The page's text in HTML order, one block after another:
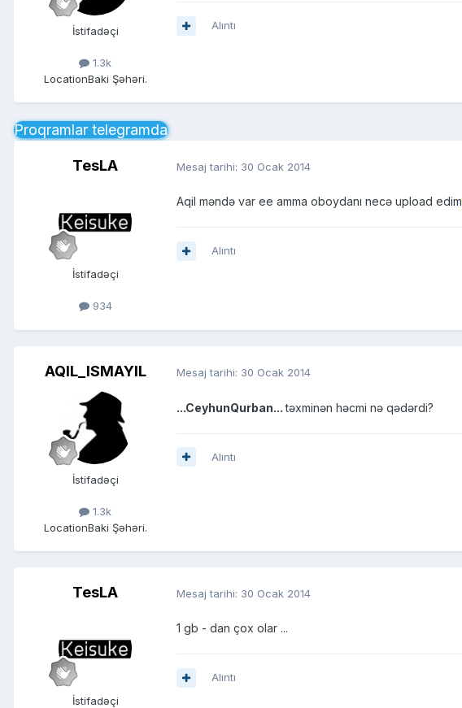
İstifadəçi
1.3k
LocationBaki Şəhəri.
Alıntı
Proqramlar telegramda
TesLA
İstifadəçi
934
Mesaj tarihi: 30 Ocak 2014
Aqil məndə var ee amma oboydanı necə upload edim
Alıntı
AQIL_ISMAYIL
İstifadəçi
1.3k
LocationBaki Şəhəri.
Mesaj tarihi: 30 Ocak 2014
...CeyhunQurban...təxminən həcmi nə qədərdi?
Alıntı
TesLA
İstifadəçi
Mesaj tarihi: 30 Ocak 2014
1 gb - dan çox olar ...
Alıntı